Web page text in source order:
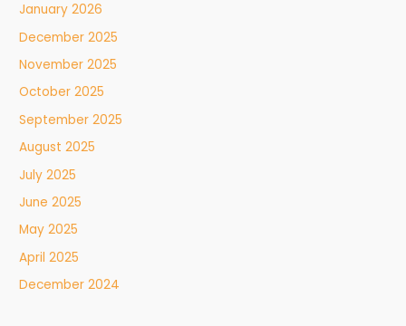
January 2026
December 2025
November 2025
October 2025
September 2025
August 2025
July 2025
June 2025
May 2025
April 2025
December 2024